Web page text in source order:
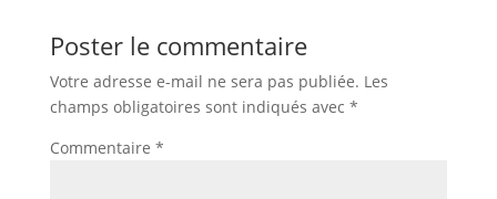
Poster le commentaire
Votre adresse e-mail ne sera pas publiée. Les
champs obligatoires sont indiqués avec *
Commentaire *